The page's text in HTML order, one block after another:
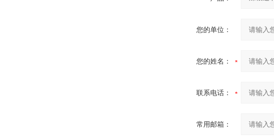
您的单位：
您的姓名：
联系电话：
常用邮箱：